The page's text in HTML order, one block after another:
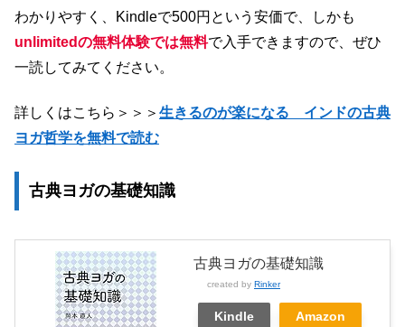
わかりやすく、Kindleで500円という安価で、しかも
unlimitedの無料体験では無料で入手できますので、ぜひ
一読してみてください。
詳しくはこちら＞＞＞ 生きるのが楽になる インドの古典
ヨガ哲学を無料で読む
古典ヨガの基礎知識
古典ヨガの基礎知識
created by Rinker
Kindle Amazon